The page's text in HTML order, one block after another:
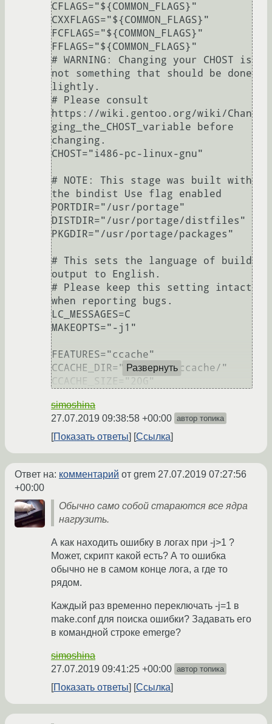
CFLAGS="${COMMON_FLAGS}"
CXXFLAGS="${COMMON_FLAGS}"
FCFLAGS="${COMMON_FLAGS}"
FFLAGS="${COMMON_FLAGS}"
# WARNING: Changing your CHOST is
not something that should be done
lightly.
# Please consult
https://wiki.gentoo.org/wiki/Chan
ging_the_CHOST_variable before
changing.
CHOST="i486-pc-linux-gnu"
# NOTE: This stage was built with
the bindist Use flag enabled
PORTDIR="/usr/portage"
DISTDIR="/usr/portage/distfiles"
PKGDIR="/usr/portage/packages"
# This sets the language of build
output to English.
# Please keep this setting intact
when reporting bugs.
LC_MESSAGES=C
MAKEOPTS="-j1"
FEATURES="ccache"
CCACHE_DIR="/var/tmp/ccache/"
Развернуть
simoshina
27.07.2019 09:38:58 +00:00 автор топика
Показать ответы Ссылка
Ответ на: комментарий от grem 27.07.2019 07:27:56
+00:00
Обычно само собой стараются все ядра
нагрузить.
А как находить ошибку в логах при -j>1 ?
Может, скрипт какой есть? А то ошибка
обычно не в самом конце лога, а где то
рядом.
Каждый раз временно переключать -j=1 в
make.conf для поиска ошибки? Задавать его
в командной строке emerge?
simoshina
27.07.2019 09:41:25 +00:00 автор топика
Показать ответы Ссылка